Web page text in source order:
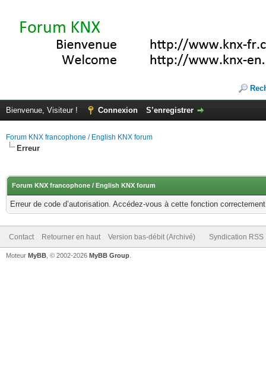
Bienvenue, Visiteur ! Connexion S’enregistrer
Forum KNX francophone / English KNX forum
Erreur
Forum KNX francophone / English KNX forum
Erreur de code d’autorisation. Accédez-vous à cette fonction
Contact Retourner en haut Version bas-débit (Archivé) Syndication RSS
Moteur MyBB , © 2002-2026 MyBB Group